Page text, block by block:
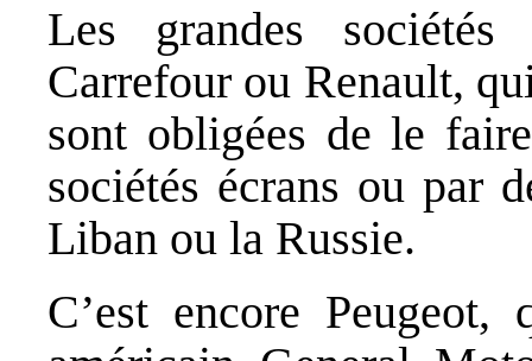
Les grandes sociétés
Carrefour ou Renault,
sont obligées de le
sociétés écrans ou par
Liban ou la Russie.
C’est encore